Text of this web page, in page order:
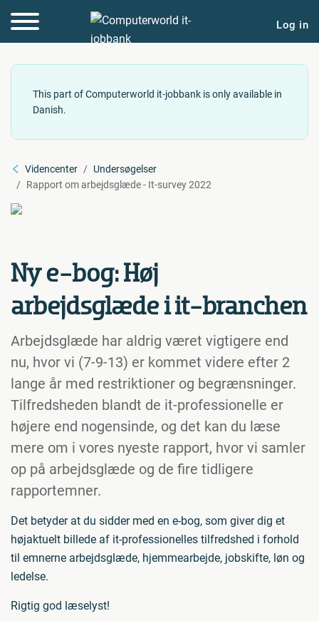
Log in
This part of Computerworld it-jobbank is only available in
Danish.
Videncenter
Undersøgelser
Rapport om arbejdsglæde - It-survey 2022
Ny e-bog: Høj
arbejdsglæde i it-branchen
Arbejdsglæde har aldrig været vigtigere end
nu, hvor vi (7-9-13) er kommet videre efter 2
lange år med restriktioner og begrænsninger.
Tilfredsheden blandt de it-professionelle er
højere end nogensinde, og det kan du læse
mere om i vores nyeste rapport, hvor vi samler
op på arbejdsglæde og de fire tidligere
rapportemner.
Det betyder at du sidder med en e-bog, som giver dig et
højaktuelt billede af it-professionelles tilfredshed i forhold
til emnerne arbejdsglæde, hjemmearbejde, jobskifte, løn og
ledelse.
Rigtig god læselyst!